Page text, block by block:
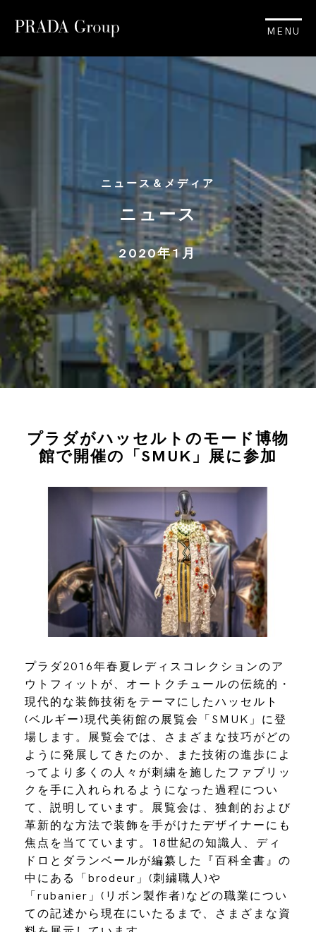
MENU
ニュース＆メディア
ニュース
2020年1月
プラダがハッセルトのモード博物
館で開催の「SMUK」展に参加
プラダ2016年春夏レディスコレクションのア
ウトフィットが、オートクチュールの伝統的・
現代的な装飾技術をテーマにしたハッセルト
(ベルギー)現代美術館の展覧会「SMUK」に登
場します。展覧会では、さまざまな技巧がどの
ように発展してきたのか、また技術の進歩によ
ってより多くの人々が刺繍を施したファブリッ
クを手に入れられるようになった過程につい
て、説明しています。展覧会は、独創的および
革新的な方法で装飾を手がけたデザイナーにも
焦点を当てています。18世紀の知識人、ディ
ドロとダランベールが編纂した『百科全書』の
中にある「brodeur」(刺繍職人)や
「rubanier」(リボン製作者)などの職業につい
ての記述から現在にいたるまで、さまざまな資